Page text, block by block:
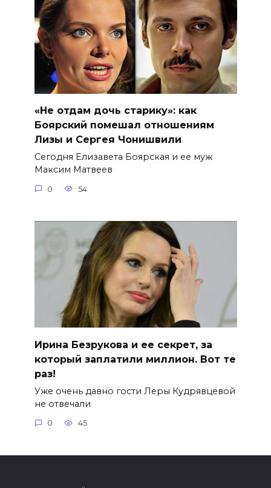
«Не отдам дочь старику»: как
Боярский помешал отношениям
Лизы и Сергея Чонишвили
Сегодня Елизавета Боярская и ее муж
Максим Матвеев
0 54
Ирина Безрукова и ее секрет, за
который заплатили миллион. Вот те
раз!
Уже очень давно гости Леры Кудрявцевой
не отвечали
0 45